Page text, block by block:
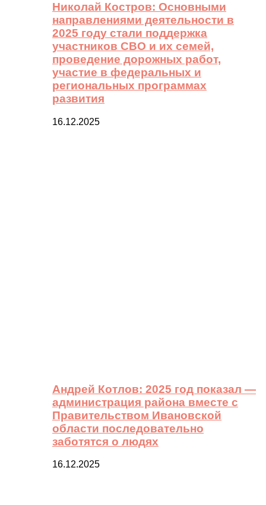
Николай Костров: Основными
направлениями деятельности в
2025 году стали поддержка
участников СВО и их семей,
проведение дорожных работ,
участие в федеральных и
региональных программах
развития
16.12.2025
Андрей Котлов: 2025 год показал —
администрация района вместе с
Правительством Ивановской
области последовательно
заботятся о людях
16.12.2025